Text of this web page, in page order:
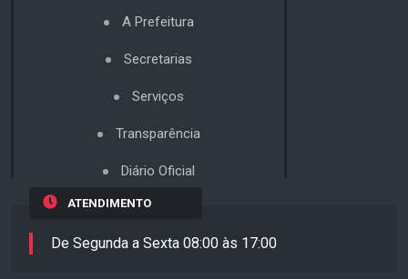
A Prefeitura
Secretarias
Serviços
Transparência
Diário Oficial
ATENDIMENTO
De Segunda a Sexta 08:00 às 17:00